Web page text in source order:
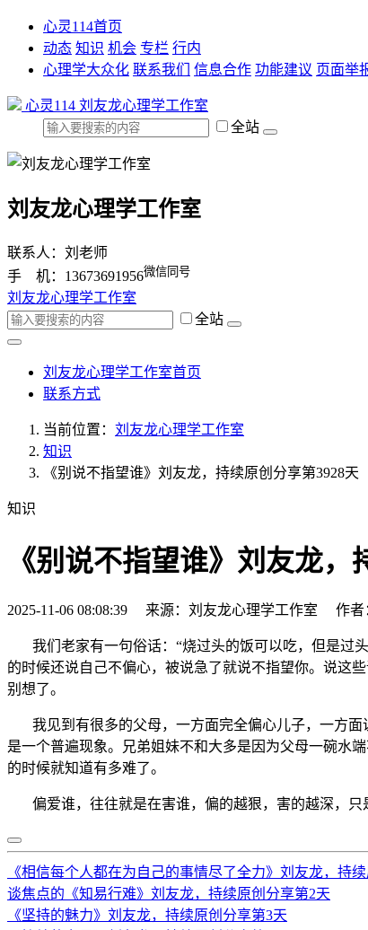
心灵114首页
动态 知识 机会 专栏 行内
心理学大众化 联系我们 信息合作 功能建议 页面举
心灵114 刘友龙心理学工作室
全站
刘友龙心理学工作室
联系人：刘老师
手 机：13673691956微信同号
刘友龙心理学工作室
全站
刘友龙心理学工作室首页
联系方式
当前位置： 刘友龙心理学工作室
知识
《别说不指望谁》刘友龙，持续原创分享第3928天
知识
《别说不指望谁》刘友龙
2025-11-06 08:08:39 来源：刘友龙心理学工作室 作者
我们老家有一句俗话：“烧过头的饭可以吃，但是过
的时候还说自己不偏心，被说急了就说不指望你。说这
别想了。
我见到有很多的父母，一方面完全偏心儿子，一方面
是一个普遍现象。兄弟姐妹不和大多是因为父母一碗水
的时候就知道有多难了。
偏爱谁，往往就是在害谁，偏的越狠，害的越深，只
《相信每个人都在为自己的事情尽了全力》刘友龙，持
谈焦点的《知易行难》刘友龙，持续原创分享第2天
《坚持的魅力》刘友龙，持续原创分享第3天